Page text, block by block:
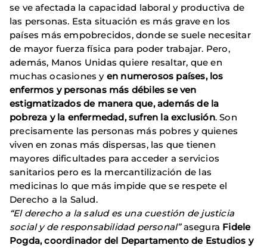
se ve afectada la capacidad laboral y productiva de
las personas. Esta situación es más grave en los
países más empobrecidos, donde se suele necesitar
de mayor fuerza física para poder trabajar. Pero,
además, Manos Unidas quiere resaltar, que en
muchas ocasiones y en numerosos países, los
enfermos y personas más débiles se ven
estigmatizados de manera que, además de la
pobreza y la enfermedad, sufren la exclusión. Son
precisamente las personas más pobres y quienes
viven en zonas más dispersas, las que tienen
mayores dificultades para acceder a servicios
sanitarios pero es la mercantilización de las
medicinas lo que más impide que se respete el
Derecho a la Salud.
“El derecho a la salud es una cuestión de justicia
social y de responsabilidad personal”asegura Fidele
Pogda, coordinador del Departamento de Estudios y